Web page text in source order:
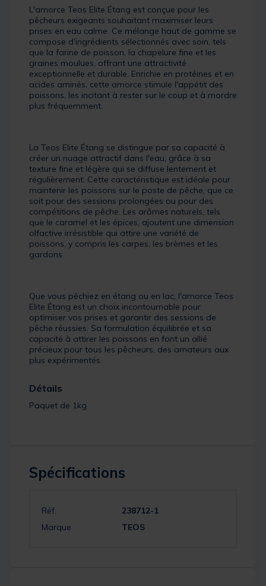
L'amorce Teos Elite Étang est conçue pour les
pêcheurs exigeants souhaitant maximiser leurs
prises en eau calme. Ce mélange haut de gamme se
compose d'ingrédients sélectionnés avec soin, tels
que la farine de poisson, la chapelure fine et les
graines moulues, offrant une attractivité
exceptionnelle et durable. Enrichie en protéines et en
acides aminés, cette amorce stimule l'appétit des
poissons, les incitant à rester sur le coup et à mordre
plus fréquemment.
La Teos Elite Étang se distingue par sa capacité à
créer un nuage attractif dans l'eau, grâce à sa
texture fine et légère qui se diffuse lentement et
régulièrement. Cette caractéristique est idéale pour
maintenir les poissons sur le poste de pêche, que ce
soit pour des sessions prolongées ou pour des
compétitions de pêche. Les arômes naturels, tels
que le caramel et les épices, ajoutent une dimension
olfactive irrésistible qui attire une variété de
poissons, y compris les carpes, les brèmes et les
gardons.
Que vous pêchiez en étang ou en lac, l'amorce Teos
Elite Étang est un choix incontournable pour
optimiser vos prises et garantir des sessions de
pêche réussies. Sa formulation équilibrée et sa
capacité à attirer les poissons en font un allié
précieux pour tous les pêcheurs, des amateurs aux
plus expérimentés.
Détails
Paquet de 1kg
Spécifications
Réf.
238712-1
Marque
TEOS